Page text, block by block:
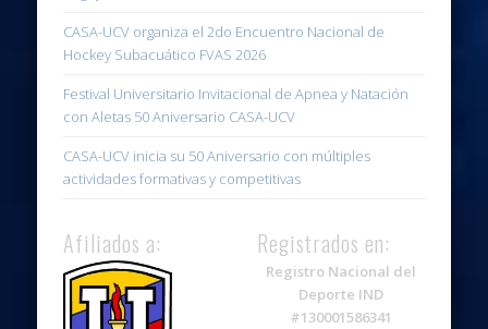
CASA-UCV organiza el 2do Encuentro Nacional de
Hockey Subacuático FVAS 2026
Festival Universitario Invitacional de Apnea y Natación
con Aletas 50 Aniversario CASA-UCV
CASA-UCV inicia su 50 Aniversario con múltiples
actividades formativas y competitivas
Afiliados a: Registrados en:
Registro Nacional del
Deporte IND
#130001586341